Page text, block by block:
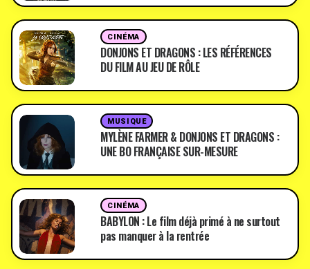
CINÉMA
DONJONS ET DRAGONS : LES RÉFÉRENCES
DU FILM AU JEU DE RÔLE
MUSIQUE
MYLÈNE FARMER & DONJONS ET DRAGONS :
UNE BO FRANÇAISE SUR-MESURE
CINÉMA
BABYLON : Le film déjà primé à ne surtout
pas manquer à la rentrée